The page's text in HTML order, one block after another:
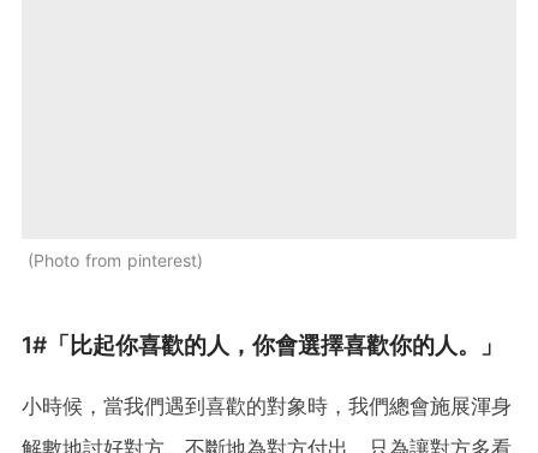
Photo from pinterest
1#「比起你喜歡的人，你會選擇喜歡你的人。」
小時候，當我們遇到喜歡的對象時，我們總會施展渾身